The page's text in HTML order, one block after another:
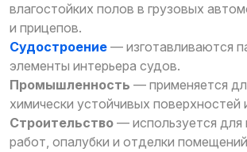
влагостойких полов в грузовых
и прицепов.
Судостроение — изготавливаются
элементы интерьера судов.
Промышленность — применяется
химически устойчивых поверхностей
Строительство — используется
работ, опалубки и отделки